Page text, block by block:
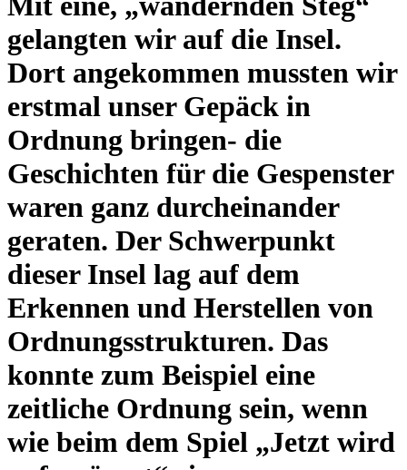
gelangten wir auf die Insel.
Dort angekommen mussten wir
erstmal unser Gepäck in
Ordnung bringen- die
Geschichten für die Gespenster
waren ganz durcheinander
geraten. Der Schwerpunkt
dieser Insel lag auf dem
Erkennen und Herstellen von
Ordnungsstrukturen. Das
konnte zum Beispiel eine
zeitliche Ordnung sein, wenn
wie beim dem Spiel „Jetzt wird